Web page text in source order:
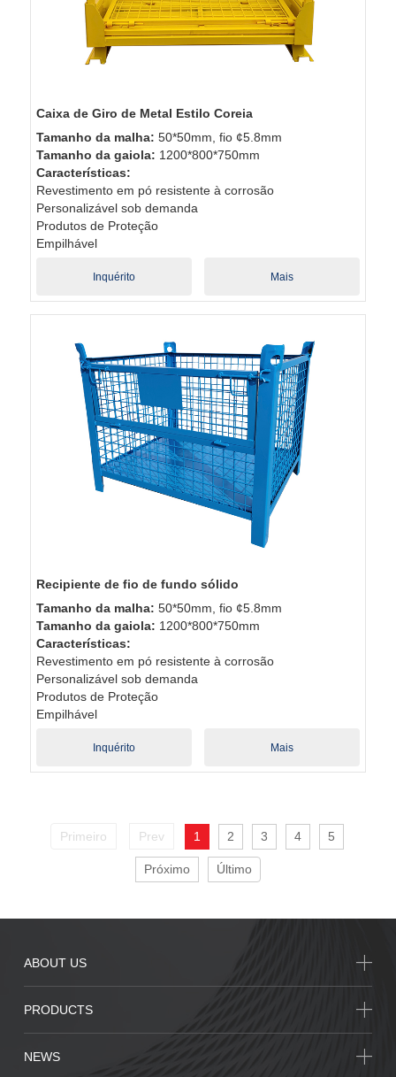
Caixa de Giro de Metal Estilo Coreia
Tamanho da malha:50*50mm, fio ¢5.8mm
Tamanho da gaiola: 1200*800*750mm
Características:
Revestimento em pó resistente à corrosão
Personalizável sob demanda
Produtos de Proteção
Empilhável
Inquérito Mais
Recipiente de fio de fundo sólido
Tamanho da malha:50*50mm, fio ¢5.8mm
Tamanho da gaiola: 1200*800*750mm
Características:
Revestimento em pó resistente à corrosão
Personalizável sob demanda
Produtos de Proteção
Empilhável
Inquérito Mais
Primeiro Prev 1 2 3 4 5
Próximo Último
ABOUT US
PRODUCTS
NEWS